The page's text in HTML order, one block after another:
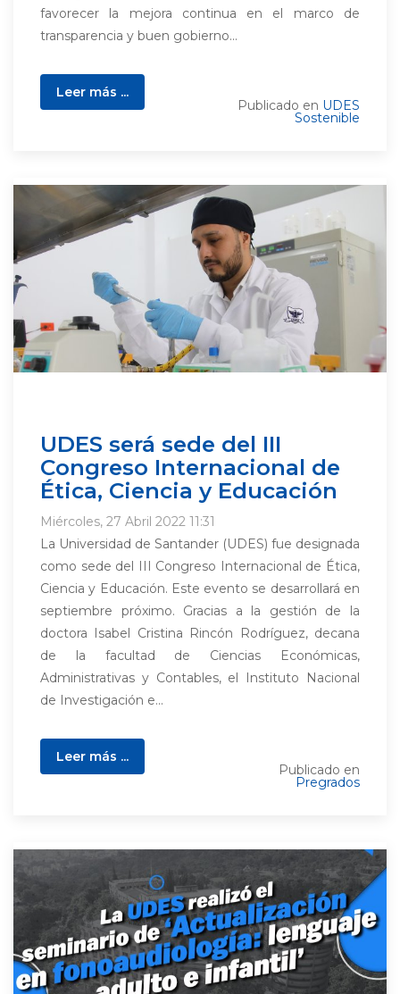
favorecer la mejora continua en el marco de
transparencia y buen gobierno...
Leer más ...
Publicado en UDES
Sostenible
UDES será sede del III
Congreso Internacional de
Ética, Ciencia y Educación
Miércoles, 27 Abril 2022 11:31
La Universidad de Santander (UDES) fue designada
como sede del III Congreso Internacional de Ética,
Ciencia y Educación. Este evento se desarrollará en
septiembre próximo. Gracias a la gestión de la
doctora Isabel Cristina Rincón Rodríguez, decana
de la facultad de Ciencias Económicas,
Administrativas y Contables, el Instituto Nacional
de Investigación e...
Leer más ...
Publicado en
Pregrados